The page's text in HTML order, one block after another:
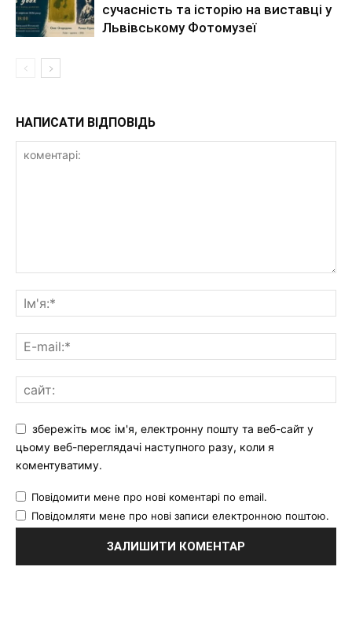
сучасність та історію на виставці у
Львівському Фотомузеї
НАПИСАТИ ВІДПОВІДЬ
збережіть моє ім'я, електронну пошту та веб-сайт у
цьому веб-переглядачі наступного разу, коли я
коментуватиму.
Повідомити мене про нові коментарі по email.
Повідомляти мене про нові записи електронною поштою.